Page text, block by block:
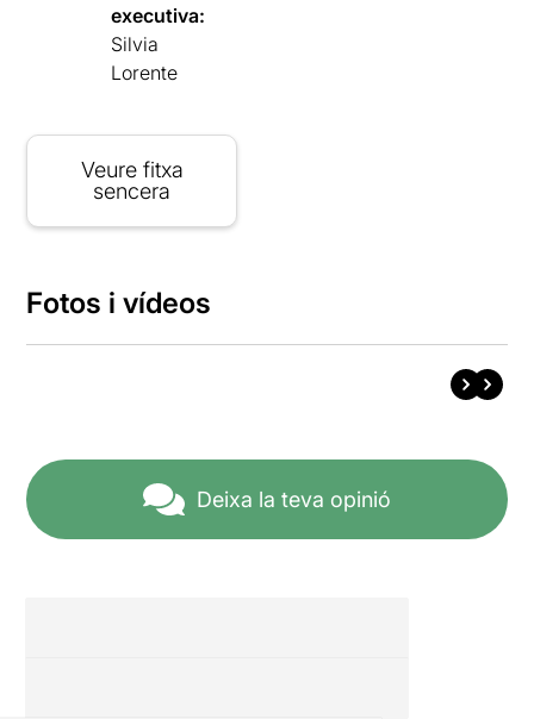
executiva:
Silvia
Lorente
Veure fitxa
sencera
Fotos i vídeos
Deixa la teva opinió